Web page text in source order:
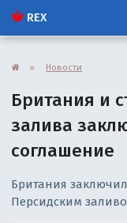
REX
» Новости
Британия и
залива
соглашение
Британия
Персидским